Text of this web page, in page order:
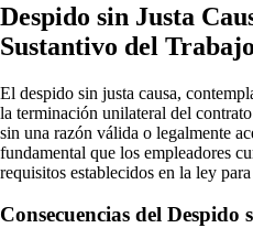
Despido sin Justa
Sustantivo del Trabajo
El despido sin justa causa,
la terminación unilateral del
sin una razón válida o legalmente
fundamental que los empleadores
requisitos establecidos en la ley
Consecuencias del Despido